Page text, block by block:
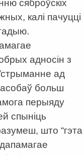
сяброўскіх
калі пачуцці
адносін з
ад
асобаў больш
перыяду
спыніць
што “гэта